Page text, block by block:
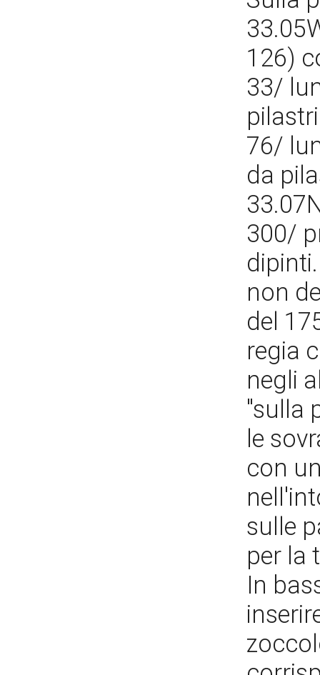
126)
33/
76/
da
300/
non
del
regia
negli
"sulla
le
con
sulle
per la
In